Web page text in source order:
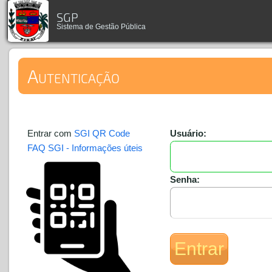
SGP
Sistema de Gestão Pública
Autenticação
Entrar com SGI QR Code
FAQ SGI - Informações úteis
Usuário:
Senha: